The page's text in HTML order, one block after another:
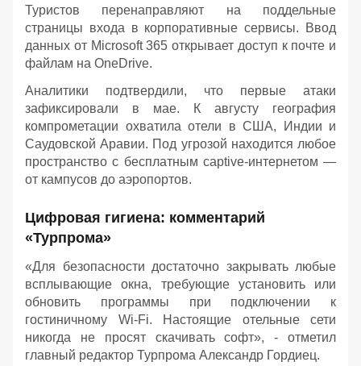
Туристов перенаправляют на поддельные
страницы входа в корпоративные сервисы. Ввод
данных от Microsoft 365 открывает доступ к почте и
файлам на OneDrive.
Аналитики подтвердили, что первые атаки
зафиксировали в мае. К августу география
компрометации охватила отели в США, Индии и
Саудовской Аравии. Под угрозой находится любое
пространство с бесплатным captive-интернетом —
от кампусов до аэропортов.
Цифровая гигиена: комментарий
«Турпрома»
«Для безопасности достаточно закрывать любые
всплывающие окна, требующие установить или
обновить программы при подключении к
гостиничному Wi-Fi. Настоящие отельные сети
никогда не просят скачивать софт», - отметил
главный редактор Турпрома Александр Гордиец.